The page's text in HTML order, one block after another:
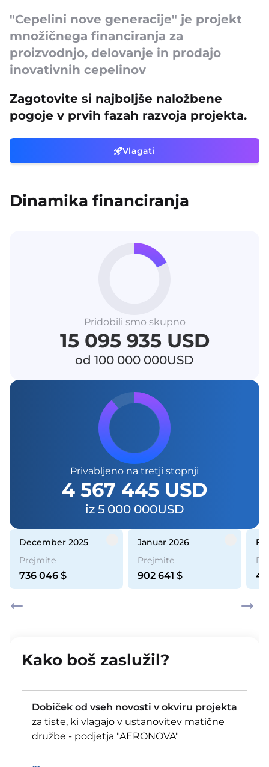
"Cepelini nove generacije" je projekt
množičnega financiranja za
proizvodnjo, delovanje in prodajo
inovativnih cepelinov
Zagotovite si najboljše naložbene
pogoje v prvih fazah razvoja projekta.
Vlagati
Dinamika financiranja ​
Pridobili smo skupno
15 095 935 USD
od 100 000 000USD
Privabljeno na tretji stopnji
4 567 445 USD
iz 5 000 000USD
december 2025
Prejmite
736 046 $
januar 2026
Prejmite
902 641 $
Kako boš zaslužil?
Dobiček od vseh novosti v okviru projekta
za tiste, ki vlagajo v ustanovitev matične
družbe - podjetja "AERONOVA"